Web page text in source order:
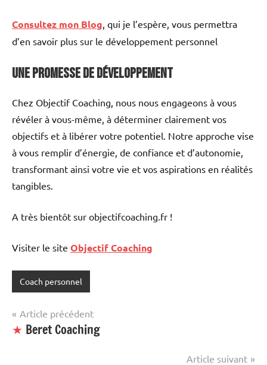
Consultez mon Blog , qui je l’espère, vous permettra
d’en savoir plus sur le développement personnel
Une promesse de développement
Chez Objectif Coaching, nous nous engageons à vous
révéler à vous-même, à déterminer clairement vos
objectifs et à libérer votre potentiel. Notre approche vise
à vous remplir d’énergie, de confiance et d’autonomie,
transformant ainsi votre vie et vos aspirations en réalités
tangibles.
A très bientôt sur objectifcoaching.fr !
Visiter le site Objectif Coaching
site
mis
Coach personnel
Navigation
de
Article précédent
★ Beret Coaching
Article suivant